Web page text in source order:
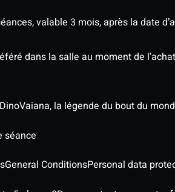
valable 3 mois, après la date
dans la salle au moment de
Vaiana, la légende du bout du
séance
General ConditionsPersonal data